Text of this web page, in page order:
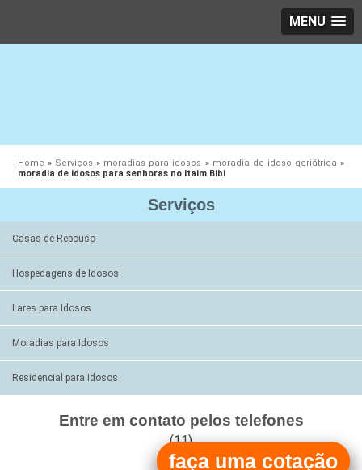
MENU
Home » Serviços» moradias para idosos » moradia de idoso geriátrica »
moradia de idosos para senhoras no Itaim Bibi
Serviços
Casas de Repouso
Hospedagens de Idosos
Lares para Idosos
Moradias para Idosos
Residencial para Idosos
Entre em contato pelos telefones
(11)
(11)
faça uma cotação